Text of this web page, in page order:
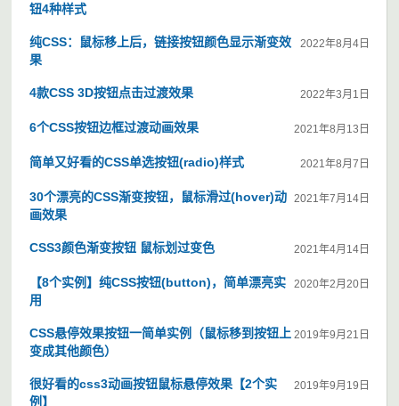
钮4种样式
2022年8月4日
纯CSS：鼠标移上后，链接按钮颜色显示渐变效
果
2022年3月1日
4款CSS 3D按钮点击过渡效果
2021年8月13日
6个CSS按钮边框过渡动画效果
2021年8月7日
简单又好看的CSS单选按钮(radio)样式
2021年7月14日
30个漂亮的CSS渐变按钮，鼠标滑过(hover)动
画效果
2021年4月14日
CSS3颜色渐变按钮 鼠标划过变色
2020年2月20日
【8个实例】纯CSS按钮(button)，简单漂亮实
用
2019年9月21日
CSS悬停效果按钮一简单实例（鼠标移到按钮上
变成其他颜色）
2019年9月19日
很好看的css3动画按钮鼠标悬停效果【2个实
例】